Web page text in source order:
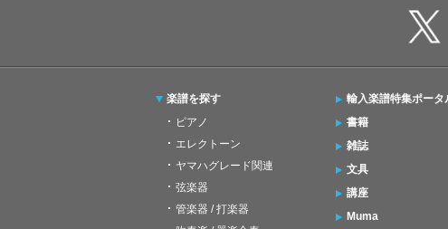
楽譜を探す
ピアノ
エレクトーン
ヤマハグレード関連
弦楽器
管楽器 / 打楽器
輸入楽譜特集ポータ
書籍
雑誌
文具
講座
Muma